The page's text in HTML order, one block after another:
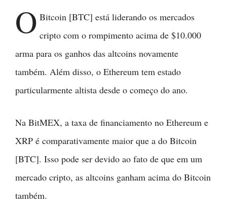
O Bitcoin [BTC] está liderando os mercados
cripto com o rompimento acima de $10.000
arma para os ganhos das altcoins novamente
também. Além disso, o Ethereum tem estado
particularmente altista desde o começo do ano.
Na BitMEX, a taxa de financiamento no Ethereum e
XRP é comparativamente maior que a do Bitcoin
[BTC]. Isso pode ser devido ao fato de que em um
mercado cripto, as altcoins ganham acima do Bitcoin
também.